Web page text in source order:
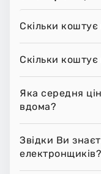
Скільки
Скільки
Яка середня
вдома?
Звідки Ви
електронщиків?